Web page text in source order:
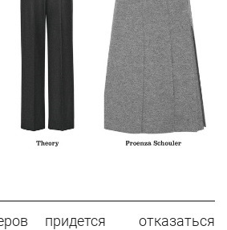
придется отказаться